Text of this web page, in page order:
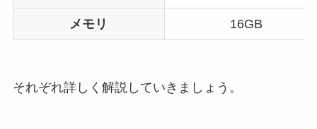
メモリ 16GB
それぞれ詳しく解説していきましょう。